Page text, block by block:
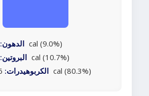
الدهون: 79 cal (9.0%)
البروتين: 94 cal (10.7%)
الكربوهيدرات: 706 cal (80.3%)